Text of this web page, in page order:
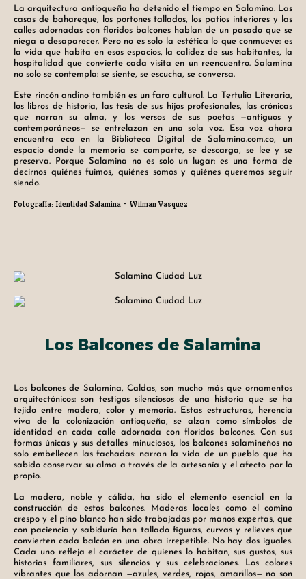
La arquitectura antioqueña ha detenido el tiempo en Salamina. Las
casas de bahareque, los portones tallados, los patios interiores y las
calles adornadas con floridos balcones hablan de un pasado que se
niega a desaparecer. Pero no es solo la estética lo que conmueve: es
la vida que habita en esos espacios, la calidez de sus habitantes, la
hospitalidad que convierte cada visita en un reencuentro. Salamina
no solo se contempla: se siente, se escucha, se conversa.
Este rincón andino también es un faro cultural. La Tertulia Literaria,
los libros de historia, las tesis de sus hijos profesionales, las crónicas
que narran su alma, y los versos de sus poetas —antiguos y
contemporáneos— se entrelazan en una sola voz. Esa voz ahora
encuentra eco en la Biblioteca Digital de Salamina.com.co, un
espacio donde la memoria se comparte, se descarga, se lee y se
preserva. Porque Salamina no es solo un lugar: es una forma de
decirnos quiénes fuimos, quiénes somos y quiénes queremos seguir
siendo.
Fotografía: Identidad Salamina – Wilman Vasquez
Los Balcones de Salamina
Los balcones de Salamina, Caldas, son mucho más que ornamentos
arquitectónicos: son testigos silenciosos de una historia que se ha
tejido entre madera, color y memoria. Estas estructuras, herencia
viva de la colonización antioqueña, se alzan como símbolos de
identidad en cada calle adornada con floridos balcones. Con sus
formas únicas y sus detalles minuciosos, los balcones salamineños no
solo embellecen las fachadas: narran la vida de un pueblo que ha
sabido conservar su alma a través de la artesanía y el afecto por lo
propio.
La madera, noble y cálida, ha sido el elemento esencial en la
construcción de estos balcones. Maderas locales como el comino
crespo y el pino blanco han sido trabajadas por manos expertas, que
con paciencia y sabiduría han tallado figuras, curvas y relieves que
convierten cada balcón en una obra irrepetible. No hay dos iguales.
Cada uno refleja el carácter de quienes lo habitan, sus gustos, sus
historias familiares, sus silencios y sus celebraciones. Los colores
vibrantes que los adornan —azules, verdes, rojos, amarillos— no son